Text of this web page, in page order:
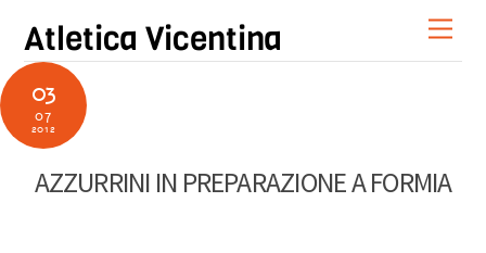
content
Atletica Vicentina
03
07
2012
AZZURRINI IN PREPARAZIONE A FORMIA